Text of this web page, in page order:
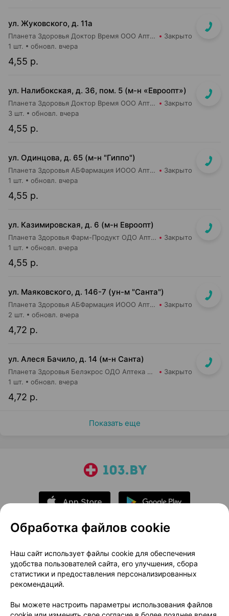
ул. Жуковского, д. 11а
Планета Здоровья Доктор Время ООО Аптека №65 Закрыто
4,55 р.
1 шт. обновл. вчера
ул. Налибокская, д. 36, пом. 5 (м-н «Евроопт»)
Планета Здоровья Доктор Время ООО Аптека №51 Закрыто
4,55 р.
3 шт. обновл. вчера
ул. Одинцова, д. 65 (м-н "Гиппо")
Планета Здоровья АБФармация ИООО Аптека №5 Закрыто
4,55 р.
1 шт. обновл. вчера
ул. Казимировская, д. 6 (м-н Евроопт)
Планета Здоровья Фарм-Продукт ОДО Аптека №7 Закрыто
4,55 р.
1 шт. обновл. вчера
ул. Маяковского, д. 146-7 (ун-м "Санта")
Планета Здоровья АБФармация ИООО Аптека №2 Закрыто
4,72 р.
2 шт. обновл. вчера
ул. Алеся Бачило, д. 14 (м-н Санта)
Планета Здоровья Белэкрос ОДО Аптека №2 Закрыто
4,72 р.
1 шт. обновл. вчера
Показать еще
О проекте
Новости проекта
Размещение рекламы
Медицинский маркетинг
Публичный договор
Доставка
Способы оплаты
Вакансии Партнеры
Обработка файлов cookie
Наш сайт использует файлы cookie для обеспечения
удобства пользователей сайта, его улучшения, сбора
статистики и предоставления персонализированных
рекомендаций.
Вы можете настроить параметры использования файлов